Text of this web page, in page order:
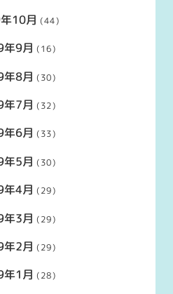
10月 (44)
9月 (16)
8月 (30)
7月 (32)
6月 (33)
5月 (30)
4月 (29)
3月 (29)
2月 (29)
1月 (28)